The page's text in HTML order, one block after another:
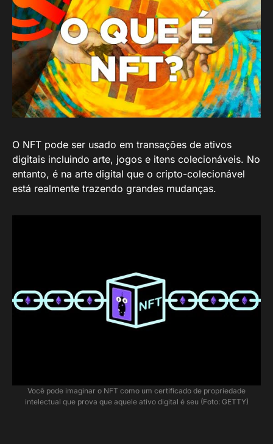
O NFT pode ser usado em transações de ativos
digitais incluindo arte, jogos e itens colecionáveis. No
entanto, é na arte digital que o cripto-colecionável
está realmente trazendo grandes mudanças.
Você pode imaginar o NFT como um certificado de propriedade
intelectual que prova que aquele ativo digital é seu (Foto: GETTY)